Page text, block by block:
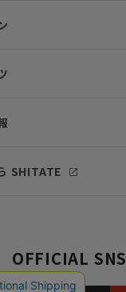
SHITATE
OFFICIAL SNS